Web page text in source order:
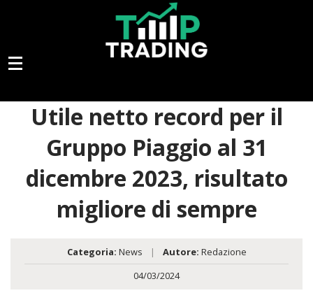
Utile netto record per il
Gruppo Piaggio al 31
dicembre 2023, risultato
migliore di sempre
Categoria: News | Autore: Redazione
04/03/2024